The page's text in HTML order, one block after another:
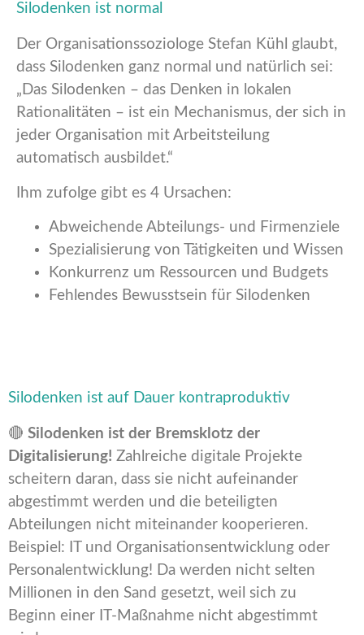
Silodenken ist normal
Der Organisationssoziologe Stefan Kühl glaubt,
dass Silodenken ganz normal und natürlich sei:
„Das Silodenken – das Denken in lokalen
Rationalitäten – ist ein Mechanismus, der sich in
jeder Organisation mit Arbeitsteilung
automatisch ausbildet.“
Ihm zufolge gibt es 4 Ursachen:
Abweichende Abteilungs- und Firmenziele
Spezialisierung von Tätigkeiten und Wissen
Konkurrenz um Ressourcen und Budgets
Fehlendes Bewusstsein für Silodenken
Silodenken ist auf Dauer kontraproduktiv
🔴 Silodenken ist der Bremsklotz der
Digitalisierung! Zahlreiche digitale Projekte
scheitern daran, dass sie nicht aufeinander
abgestimmt werden und die beteiligten
Abteilungen nicht miteinander kooperieren.
Beispiel: IT und Organisationsentwicklung oder
Personalentwicklung! Da werden nicht selten
Millionen in den Sand gesetzt, weil sich zu
Beginn einer IT-Maßnahme nicht abgestimmt